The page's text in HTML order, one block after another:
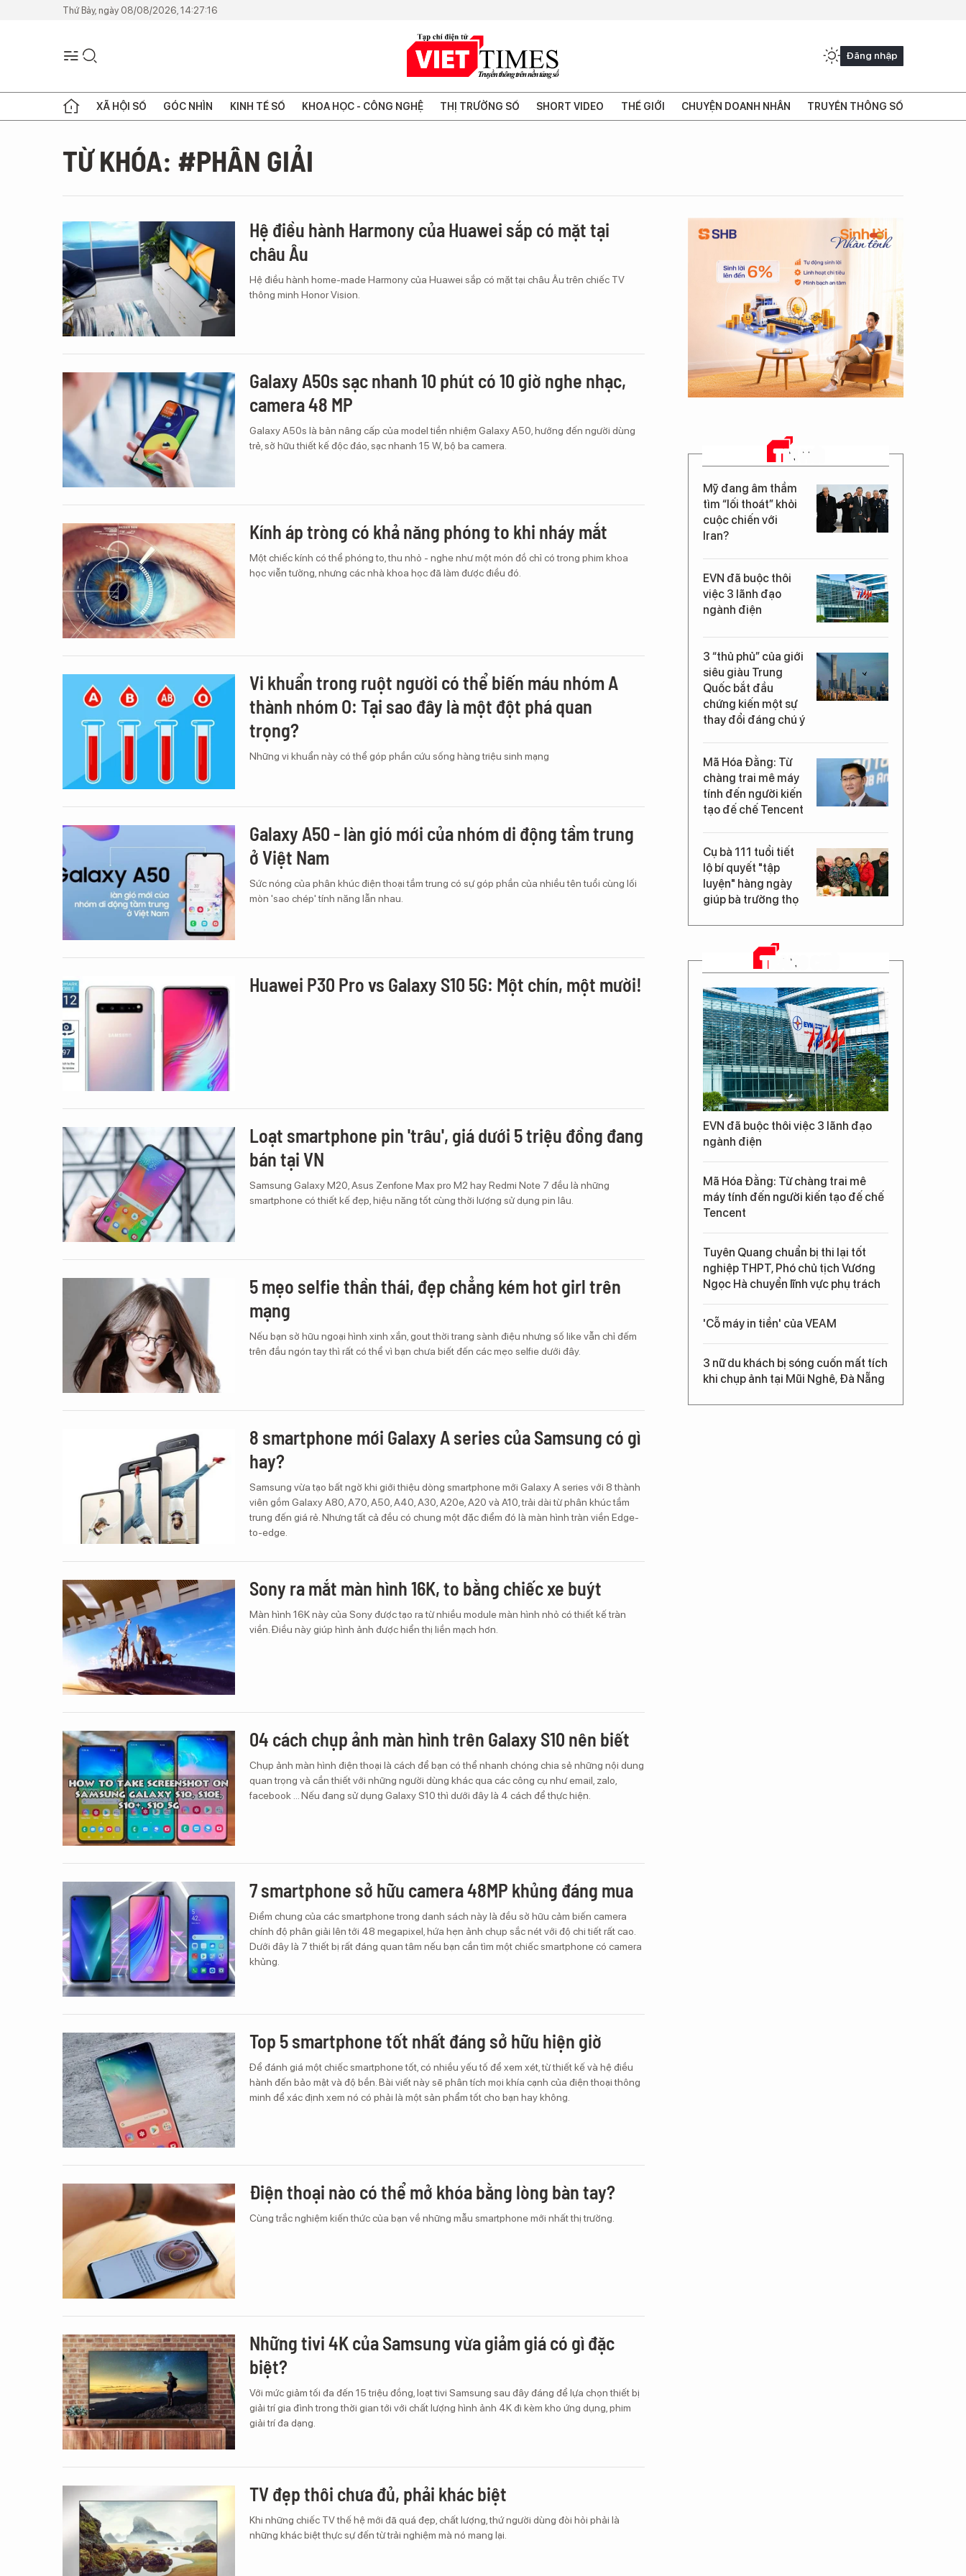
Thứ Bảy, ngày 08/08/2026, 14:27:16
Đăng nhập
XÃ HỘI SỐ GÓC NHÌN KINH TẾ SỐ KHOA HỌC - CÔNG NGHỆ THỊ TRƯỜNG SỐ SHORT VIDEO THẾ GIỚI CHUYỆN DOANH NHÂN TRUYỀN THÔNG SỐ
TỪ KHÓA: #PHÂN GIẢI
Hệ điều hành Harmony của Huawei sắp có mặt tại
châu Âu
Hệ điều hành home-made Harmony của Huawei sắp có mặt tại châu Âu trên chiếc TV
thông minh Honor Vision.
Galaxy A50s sạc nhanh 10 phút có 10 giờ nghe nhạc,
camera 48 MP
Galaxy A50s là bản nâng cấp của model tiền nhiệm Galaxy A50, hướng đến người dùng
trẻ, sở hữu thiết kế độc đáo, sạc nhanh 15 W, bộ ba camera.
Kính áp tròng có khả năng phóng to khi nháy mắt
Một chiếc kính có thể phóng to, thu nhỏ - nghe như một món đồ chỉ có trong phim khoa
học viễn tưởng, nhưng các nhà khoa học đã làm được điều đó.
Vi khuẩn trong ruột người có thể biến máu nhóm A
thành nhóm O: Tại sao đây là một đột phá quan
trọng?
Những vi khuẩn này có thể góp phần cứu sống hàng triệu sinh mạng
Galaxy A50 - làn gió mới của nhóm di động tầm trung
ở Việt Nam
Sức nóng của phân khúc điện thoại tầm trung có sự góp phần của nhiều tên tuổi cùng lối
mòn 'sao chép' tính năng lẫn nhau.
Huawei P30 Pro vs Galaxy S10 5G: Một chín, một mười!
Loạt smartphone pin 'trâu', giá dưới 5 triệu đồng đang
bán tại VN
Samsung Galaxy M20, Asus Zenfone Max pro M2 hay Redmi Note 7 đều là những
smartphone có thiết kế đẹp, hiệu năng tốt cùng thời lượng sử dụng pin lâu.
5 mẹo selfie thần thái, đẹp chẳng kém hot girl trên
mạng
Nếu bạn sở hữu ngoại hình xinh xắn, gout thời trang sành điệu nhưng số like vẫn chỉ đếm
trên đầu ngón tay thì rất có thể vì bạn chưa biết đến các mẹo selfie dưới đây.
8 smartphone mới Galaxy A series của Samsung có gì
hay?
Samsung vừa tạo bất ngờ khi giới thiệu dòng smartphone mới Galaxy A series với 8 thành
viên gồm Galaxy A80, A70, A50, A40, A30, A20e, A20 và A10, trải dài từ phân khúc tầm
trung đến giá rẻ. Nhưng tất cả đều có chung một đặc điểm đó là màn hình tràn viền Edge-
to-edge.
Sony ra mắt màn hình 16K, to bằng chiếc xe buýt
Màn hình 16K này của Sony được tạo ra từ nhiều module màn hình nhỏ có thiết kế tràn
viền. Điều này giúp hình ảnh được hiển thị liền mạch hơn.
04 cách chụp ảnh màn hình trên Galaxy S10 nên biết
Chụp ảnh màn hình điện thoại là cách để bạn có thể nhanh chóng chia sẻ những nội dung
quan trọng và cần thiết với những người dùng khác qua các công cụ như email, zalo,
facebook … Nếu đang sử dụng Galaxy S10 thì dưới đây là 4 cách để thực hiện.
7 smartphone sở hữu camera 48MP khủng đáng mua
Điểm chung của các smartphone trong danh sách này là đều sở hữu cảm biến camera
chính độ phân giải lên tới 48 megapixel, hứa hẹn ảnh chụp sắc nét với độ chi tiết rất cao.
Dưới đây là 7 thiết bị rất đáng quan tâm nếu bạn cần tìm một chiếc smartphone có camera
khủng.
Top 5 smartphone tốt nhất đáng sở hữu hiện giờ
Để đánh giá một chiếc smartphone tốt, có nhiều yếu tố để xem xét, từ thiết kế và hệ điều
hành đến bảo mật và độ bền. Bài viết này sẽ phân tích mọi khía cạnh của điện thoại thông
minh để xác định xem nó có phải là một sản phẩm tốt cho bạn hay không.
Điện thoại nào có thể mở khóa bằng lòng bàn tay?
Cùng trắc nghiệm kiến thức của bạn về những mẫu smartphone mới nhất thị trường.
Những tivi 4K của Samsung vừa giảm giá có gì đặc
biệt?
Với mức giảm tối đa đến 15 triệu đồng, loạt tivi Samsung sau đây đáng để lựa chọn thiết bị
giải trí gia đình trong thời gian tới với chất lượng hình ảnh 4K đi kèm kho ứng dụng, phim
giải trí đa dạng.
TV đẹp thôi chưa đủ, phải khác biệt
Khi những chiếc TV thế hệ mới đã quá đẹp, chất lượng, thứ người dùng đòi hỏi phải là
những khác biệt thực sự đến từ trải nghiệm mà nó mang lại.
TIN MỚI
Mỹ đang âm thầm
tìm “lối thoát” khỏi
cuộc chiến với
Iran?
EVN đã buộc thôi
việc 3 lãnh đạo
ngành điện
3 “thủ phủ” của giới
siêu giàu Trung
Quốc bắt đầu
chứng kiến một sự
thay đổi đáng chú ý
Mã Hóa Đằng: Từ
chàng trai mê máy
tính đến người kiến
tạo đế chế Tencent
Cụ bà 111 tuổi tiết
lộ bí quyết "tập
luyện" hàng ngày
giúp bà trường thọ
TRANG CHỦ
EVN đã buộc thôi việc 3 lãnh đạo
ngành điện
Mã Hóa Đằng: Từ chàng trai mê
máy tính đến người kiến tạo đế chế
Tencent
Tuyên Quang chuẩn bị thi lại tốt
nghiệp THPT, Phó chủ tịch Vương
Ngọc Hà chuyển lĩnh vực phụ trách
'Cỗ máy in tiền' của VEAM
3 nữ du khách bị sóng cuốn mất tích
khi chụp ảnh tại Mũi Nghê, Đà Nẵng